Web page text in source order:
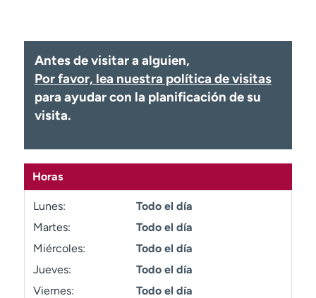
Atención a medios de
comunicación
Asistencia financiera
Contáctenos Noticias e historias
Antes de visitar a alguien,
Por favor, lea nuestra política de visitas
para ayudar con la planificación de su
visita.
Horas
Lunes:
Todo el día
Martes:
Todo el día
Miércoles:
Todo el día
Jueves:
Todo el día
Viernes:
Todo el día